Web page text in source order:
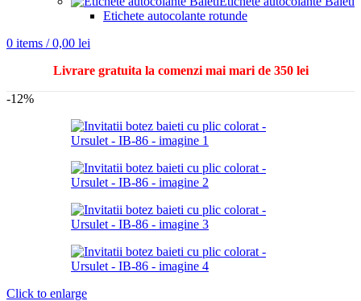
Etichete autocolante rotunde
0 items / 0,00 lei
Livrare gratuita la comenzi mai mari de 350 lei
-12%
Click to enlarge